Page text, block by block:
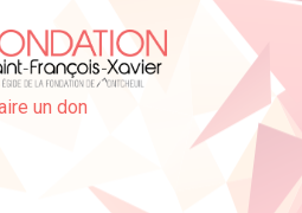
un don